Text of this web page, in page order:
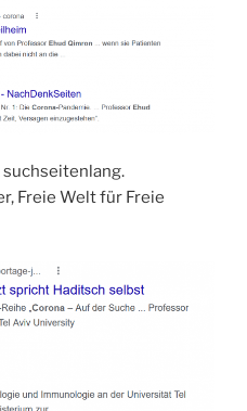
suchseitenlang.
Freie Welt für Freie